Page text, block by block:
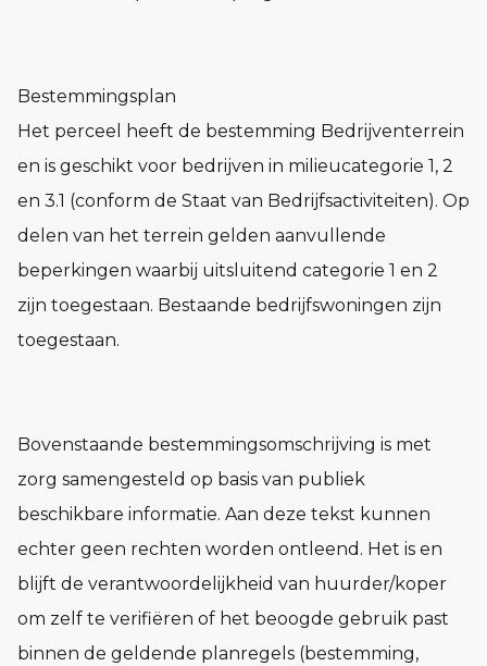
Bestemmingsplan
Het perceel heeft de bestemming Bedrijventerrein
en is geschikt voor bedrijven in milieucategorie 1, 2
en 3.1 (conform de Staat van Bedrijfsactiviteiten). Op
delen van het terrein gelden aanvullende
beperkingen waarbij uitsluitend categorie 1 en 2
zijn toegestaan. Bestaande bedrijfswoningen zijn
toegestaan.
Bovenstaande bestemmingsomschrijving is met
zorg samengesteld op basis van publiek
beschikbare informatie. Aan deze tekst kunnen
echter geen rechten worden ontleend. Het is en
blijft de verantwoordelijkheid van huurder/koper
om zelf te verifiëren of het beoogde gebruik past
binnen de geldende planregels (bestemming,